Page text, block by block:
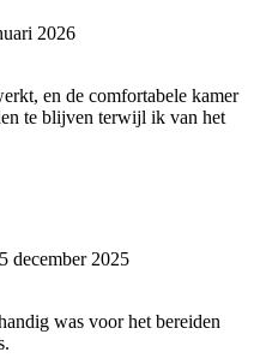
2026
en de comfortabele kamer
te blijven terwijl ik van het
december 2025
was voor het bereiden